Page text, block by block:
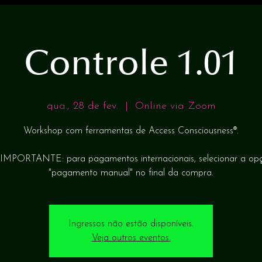
Controle 1.01
qua., 28 de fev. Online via Zoom
Workshop com ferramentas de Access Consciousness®.
para pagamentos internacionais, selecionar a
Ingressos não estão disponíveis.
Veja outros eventos.